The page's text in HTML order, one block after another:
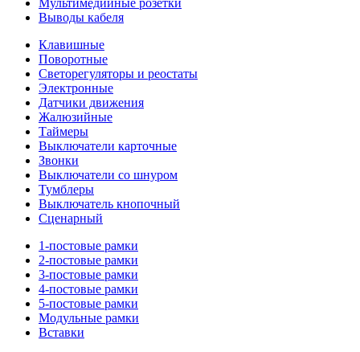
Мультимедийные розетки
Выводы кабеля
Клавишные
Поворотные
Светорегуляторы и реостаты
Электронные
Датчики движения
Жалюзийные
Таймеры
Выключатели карточные
Звонки
Выключатели со шнуром
Тумблеры
Выключатель кнопочный
Сценарный
1-постовые рамки
2-постовые рамки
3-постовые рамки
4-постовые рамки
5-постовые рамки
Модульные рамки
Вставки